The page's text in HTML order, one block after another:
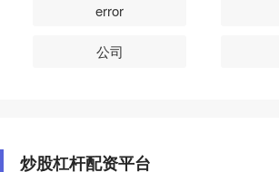
error
公司
炒股杠杆配资平台